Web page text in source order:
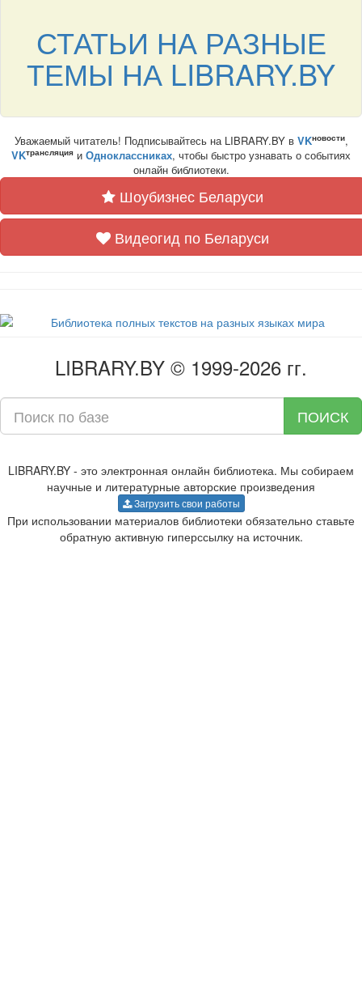
СТАТЬИ НА РАЗНЫЕ
ТЕМЫ НА LIBRARY.BY
Уважаемый читатель! Подписывайтесь на LIBRARY.BY в VKновости,
VKтрансляция и Одноклассниках, чтобы быстро узнавать о событиях
онлайн библиотеки.
Шоубизнес Беларуси
Видеогид по Беларуси
LIBRARY.BY © 1999-2026 гг.
ПОИСК
LIBRARY.BY - это электронная онлайн библиотека. Мы собираем
научные и литературные авторские произведения
Загрузить свои работы
При использовании материалов библиотеки обязательно ставьте
обратную активную гиперссылку на источник.